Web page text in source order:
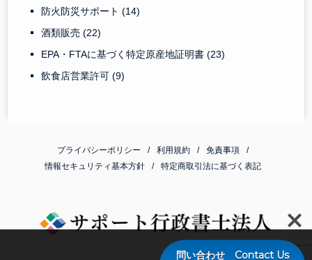
防火防災サポート(14)
酒類販売(22)
EPA・FTAに基づく特定原産地証明書(23)
飲食店営業許可(9)
プライバシーポリシー 利用規約
免責事項
情報セキュリティ基本方針
特定商取引法に基づく表記
問い合わせ Contact Us